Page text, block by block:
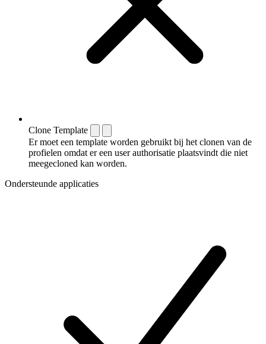
Clone Template
Er moet een template worden gebruikt bij het clonen van de
profielen omdat er een user authorisatie plaatsvindt die niet
meegecloned kan worden.
Ondersteunde applicaties